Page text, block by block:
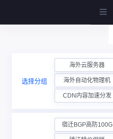
选择分组
海外云服务器
海外自动化物理机
CDN内容加速分发
宿迁BGP高防100G